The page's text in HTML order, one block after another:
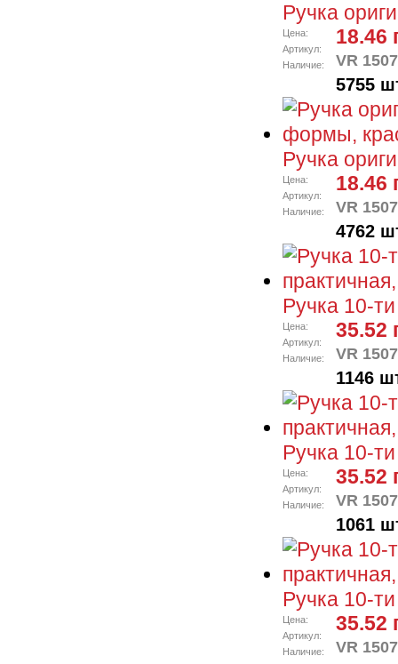
Ручка
Цена:
Артикул:
Наличие:
18.46
VR
5755
Ручка
Цена:
Артикул:
Наличие:
18.46
VR
4762
Ручка 10-
Цена:
Артикул:
Наличие:
35.52
VR
1146
Ручка 10-
Цена:
Артикул:
Наличие:
35.52
VR
1061
Ручка 10-
Цена:
Артикул:
Наличие:
35.52
VR